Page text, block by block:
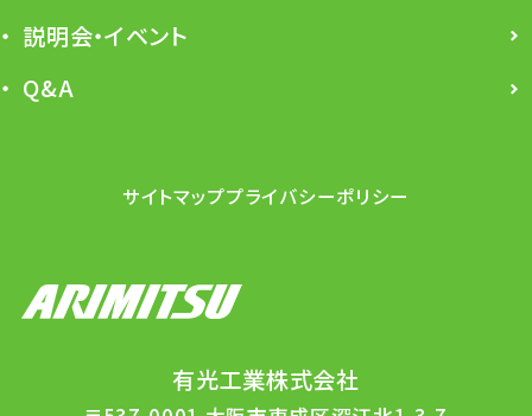
有光工業株式会社
説明会・イベント
Q&A
サイトマッププライバシーポリシー